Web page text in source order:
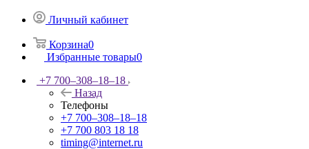
Личный кабинет
Корзина0
Избранные товары0
+7 700‒308‒18‒18
Назад
Телефоны
+7 700‒308‒18‒18
+7 700 803 18 18
timing@internet.ru